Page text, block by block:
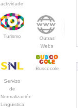
actividade
Turismo
Outras
Webs
Servizo
de
Normalización
Lingüistica
Buscocole